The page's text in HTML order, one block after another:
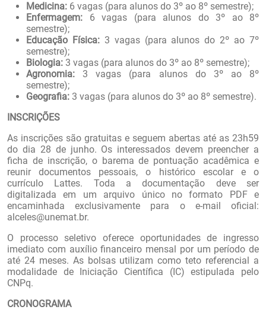
Medicina: 6 vagas (para alunos do 3º ao 8º semestre);
Enfermagem: 6 vagas (para alunos do 3º ao 8º
semestre);
Educação Física:3 vagas (para alunos do 2º ao 7º
semestre);
Biologia: 3 vagas (para alunos do 3º ao 8º semestre);
Agronomia: 3 vagas (para alunos do 3º ao 8º
semestre);
Geografia: 3 vagas (para alunos do 3º ao 8º semestre).
INSCRIÇÕES
As inscrições são gratuitas e seguem abertas até as 23h59
do dia 28 de junho. Os interessados devem preencher a
ficha de inscrição, o barema de pontuação acadêmica e
reunir documentos pessoais, o histórico escolar e o
currículo Lattes. Toda a documentação deve ser
digitalizada em um arquivo único no formato PDF e
encaminhada exclusivamente para o e-mail oficial:
alceles@unemat.br.
O processo seletivo oferece oportunidades de ingresso
imediato com auxílio financeiro mensal por um período de
até 24 meses. As bolsas utilizam como teto referencial a
modalidade de Iniciação Científica (IC) estipulada pelo
CNPq.
CRONOGRAMA